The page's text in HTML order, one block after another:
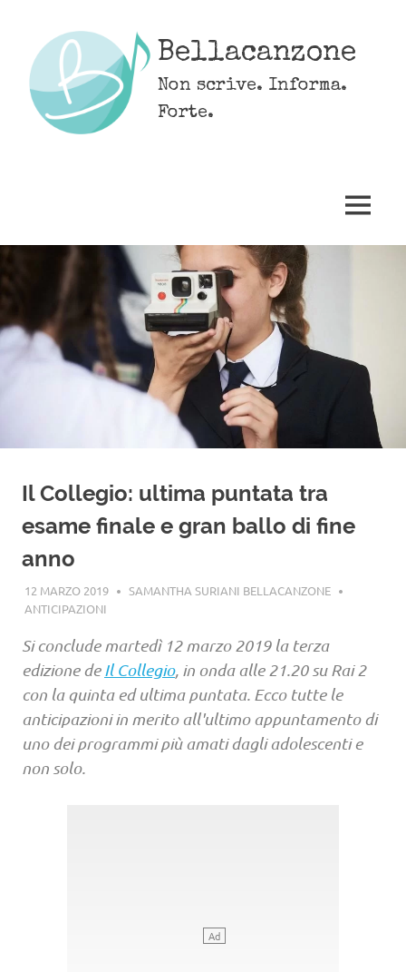
content
Bellacanzone
Non scrive. Informa.
Forte.
MENU
Il Collegio: ultima puntata tra
esame finale e gran ballo di fine
anno
12 MARZO 2019
SAMANTHA SURIANI BELLACANZONE
ANTICIPAZIONI
Si conclude martedì 12 marzo 2019 la terza
edizione deIl Collegio, in onda alle 21.20 su Rai 2
con la quinta ed ultima puntata. Ecco tutte le
anticipazioni in merito all'ultimo appuntamento di
uno dei programmi più amati dagli adolescenti e
non solo.